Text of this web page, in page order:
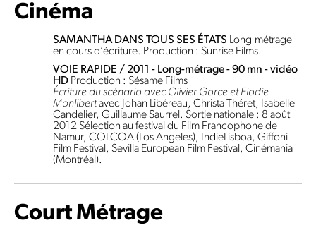
Cinéma
SAMANTHA DANS TOUS SES ÉTATS Long-métrage
en cours d’écriture. Production : Sunrise Films.
VOIE RAPIDE / 2011 - Long-métrage - 90 mn - vidéo
HD Production : Sésame Films
Écriture du scénario avec Olivier Gorce et Elodie
Monlibertavec Johan Libéreau, Christa Théret, Isabelle
Candelier, Guillaume Saurrel. Sortie nationale : 8 août
2012 Sélection au festival du Film Francophone de
Namur, COLCOA (Los Angeles), IndieLisboa, Giffoni
Film Festival, Sevilla European Film Festival, Cinémania
(Montréal).
Court Métrage